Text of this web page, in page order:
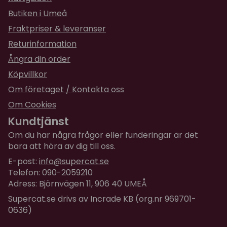
laminering
Grotta med 2 ingångar
Mjuka memory foam kuddar
Lätt att rengöra
Butiken i Umeå
Fraktpriser & leveranser
Returinformation
Ångra din order
Köpvillkor
Om företaget / Kontakta oss
Om Cookies
Kundtjänst
Om du har några frågor eller funderingar är det
bara att höra av dig till oss.
E-post: info@supercat.se
Telefon: 090-2059210
Adress: Björnvägen 11, 906 40 UMEÅ
Supercat.se drivs av Incrade KB (org.nr 969701-
0636)